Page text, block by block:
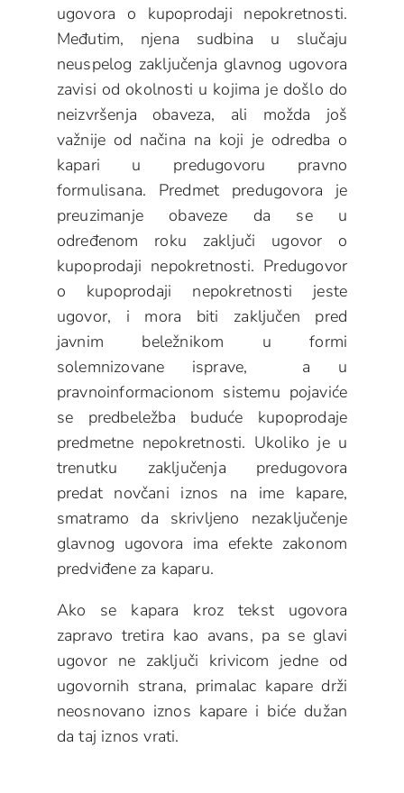
ugovora o kupoprodaji nepokretnosti.
Međutim, njena sudbina u slučaju
neuspelog zaključenja glavnog ugovora
zavisi od okolnosti u kojima je došlo do
neizvršenja obaveza, ali možda još
važnije od načina na koji je odredba o
kapari u predugovoru pravno
formulisana. Predmet predugovora je
preuzimanje obaveze da se u
određenom roku zaključi ugovor o
kupoprodaji nepokretnosti. Predugovor
o kupoprodaji nepokretnosti jeste
ugovor, i mora biti zaključen pred
javnim beležnikom u formi
solemnizovane isprave, a u
pravnoinformacionom sistemu pojaviće
se predbeležba buduće kupoprodaje
predmetne nepokretnosti. Ukoliko je u
trenutku zaključenja predugovora
predat novčani iznos na ime kapare,
smatramo da skrivljeno nezaključenje
glavnog ugovora ima efekte zakonom
predviđene za kaparu.
Ako se kapara kroz tekst ugovora
zapravo tretira kao avans, pa se glavi
ugovor ne zaključi krivicom jedne od
ugovornih strana, primalac kapare drži
neosnovano iznos kapare i biće dužan
da taj iznos vrati.